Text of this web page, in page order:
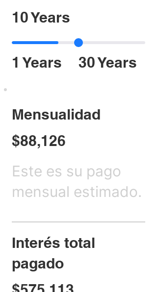
10 Years
1 Years 30 Years
Mensualidad
$88,126
Este es su pago
mensual estimado.
Interés total
pagado